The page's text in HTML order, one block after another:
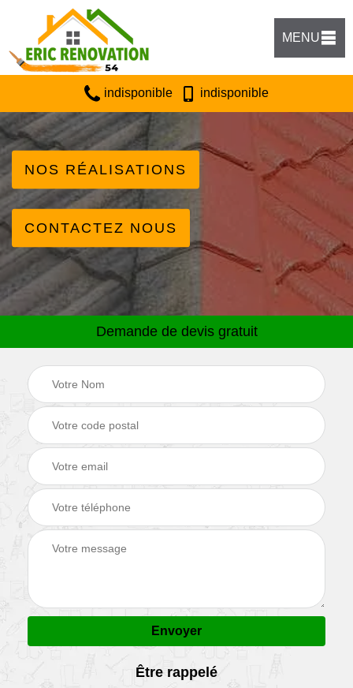
MENU
indisponible indisponible
NOS RÉALISATIONS
CONTACTEZ NOUS
Demande de devis gratuit
Être rappelé